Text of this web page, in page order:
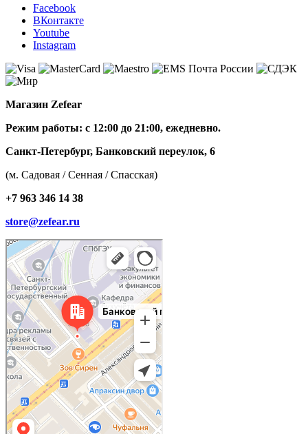
Facebook
ВКонтакте
Youtube
Instagram
Магазин Zefear
Режим работы: с 12:00 до 21:00, ежедневно.
Санкт-Петербург, Банковский переулок, 6
(м. Садовая / Сенная / Спасская)
+7 963 346 14 38
store@zefear.ru
Санкт‑Петербург
Банковский переулок, 6 — Яндекс Карты